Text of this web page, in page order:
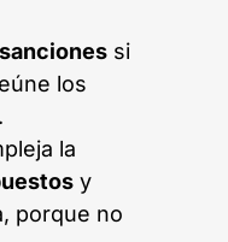
si
los
la
y
porque no